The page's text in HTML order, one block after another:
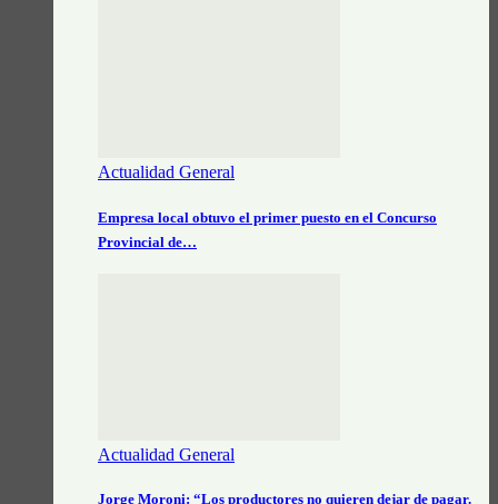
Actualidad General
Empresa local obtuvo el primer puesto en el Concurso
Provincial de…
Actualidad General
Jorge Moroni: “Los productores no quieren dejar de pagar.